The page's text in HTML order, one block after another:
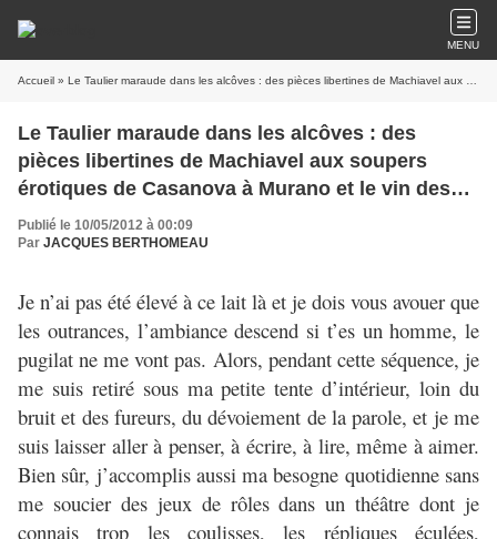
MENU
Accueil » Le Taulier maraude dans les alcôves : des pièces libertines de Machiavel aux soupers érotiques de Casanova à Murano et le vin des Borgia
Le Taulier maraude dans les alcôves : des
pièces libertines de Machiavel aux soupers
érotiques de Casanova à Murano et le vin des
Borgia
Publié le 10/05/2012 à 00:09
Par JACQUES BERTHOMEAU
Je n’ai pas été élevé à ce lait là et je dois vous avouer que
les outrances, l’ambiance descend si t’es un homme, le
pugilat ne me vont pas. Alors, pendant cette séquence, je
me suis retiré sous ma petite tente d’intérieur, loin du
bruit et des fureurs, du dévoiement de la parole, et je me
suis laisser aller à penser, à écrire, à lire, même à aimer.
Bien sûr, j’accomplis aussi ma besogne quotidienne sans
me soucier des jeux de rôles dans un théâtre dont je
connais trop les coulisses, les répliques éculées,